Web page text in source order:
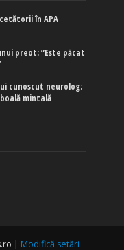
în APA
unui preot: ”Este păcat
cunoscut neurolog:
mintală
| Modifică setări